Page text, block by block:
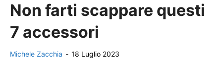
Non farti scappare questi
7 accessori
Michele Zacchia - 18 Luglio 2023